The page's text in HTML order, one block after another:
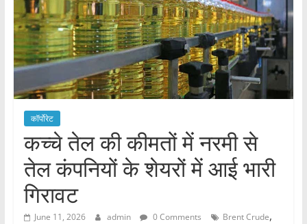
कॉर्पोरेट
कच्चे तेल की कीमतों में नरमी से
तेल कंपनियों के शेयरों में आई भारी
गिरावट
June 11, 2026 admin 0 Comments Brent Crude,